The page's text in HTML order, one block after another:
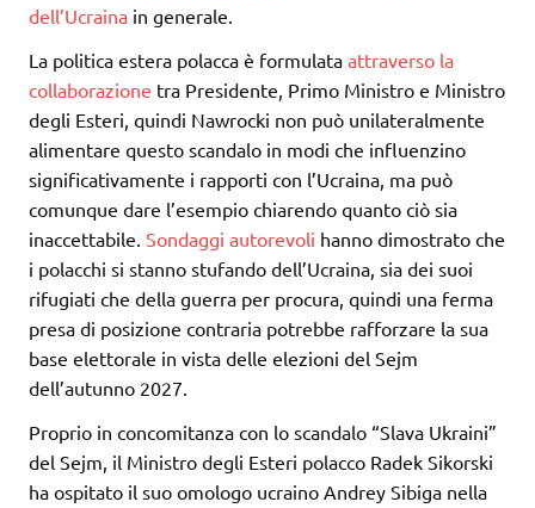
dell’Ucraina in generale.
La politica estera polacca è formulata attraverso la
collaborazione tra Presidente, Primo Ministro e Ministro
degli Esteri, quindi Nawrocki non può unilateralmente
alimentare questo scandalo in modi che influenzino
significativamente i rapporti con l’Ucraina, ma può
comunque dare l’esempio chiarendo quanto ciò sia
inaccettabile. Sondaggi autorevoli hanno dimostrato che
i polacchi si stanno stufando dell’Ucraina, sia dei suoi
rifugiati che della guerra per procura, quindi una ferma
presa di posizione contraria potrebbe rafforzare la sua
base elettorale in vista delle elezioni del Sejm
dell’autunno 2027.
Proprio in concomitanza con lo scandalo “Slava Ukraini”
del Sejm, il Ministro degli Esteri polacco Radek Sikorski
ha ospitato il suo omologo ucraino Andrey Sibiga nella